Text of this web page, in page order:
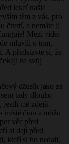
lekcí našla
těm z vás, pro
čtvrtí, a nemáte ji
Mezi videi
mluvili o tom,
A představte si, že
na svůj
džusík jako za
tady dlouho
jestli mě zdejší
místě činu a můžu
věc před
si dají před
kteří si ho nedali.